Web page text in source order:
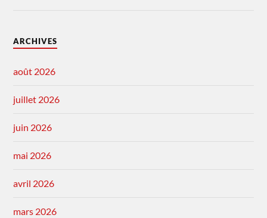
ARCHIVES
août 2026
juillet 2026
juin 2026
mai 2026
avril 2026
mars 2026